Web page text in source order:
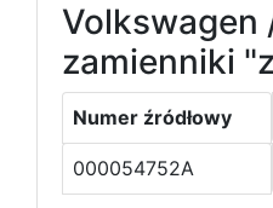
Volkswagen
zamienniki
Numer źródłowy
000054752A